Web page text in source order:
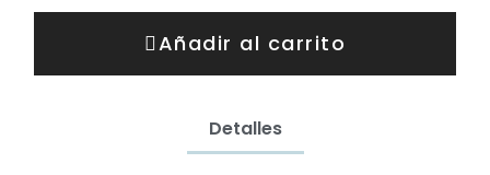
Añadir al carrito
Detalles